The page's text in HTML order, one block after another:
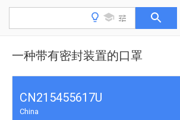
一种带有密封装置的口罩
CN215455617U
China